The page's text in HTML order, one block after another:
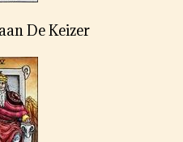
De Keizer